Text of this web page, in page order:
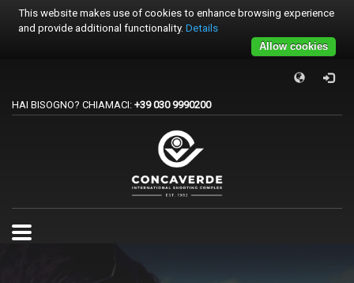
PER REGISTRARSI ALE GARE
Accedi o crea un account.
Per qualsiasi problema o supporto all'acquisto gare
support@trapconcaverde.com. Grazie!
HAI BISOGNO? CHIAMACI: +39 030 9990200
This website makes use of cookies to enhance browsing experience
and provide additional functionality. Details
Allow cookies